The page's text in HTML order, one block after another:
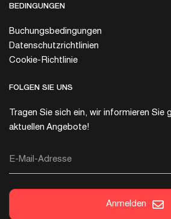
BEDINGUNGEN
Buchungsbedingungen
Datenschutzrichtlinien
Cookie-Richtlinie
FOLGEN SIE UNS
Tragen Sie sich ein, wir informieren Sie
aktuellen Angebote!
E-Mail-Adresse
Anmelden